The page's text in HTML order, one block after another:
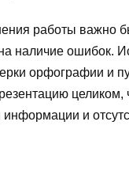
работы важно
наличие ошибок.
орфографии и
целиком,
информации и